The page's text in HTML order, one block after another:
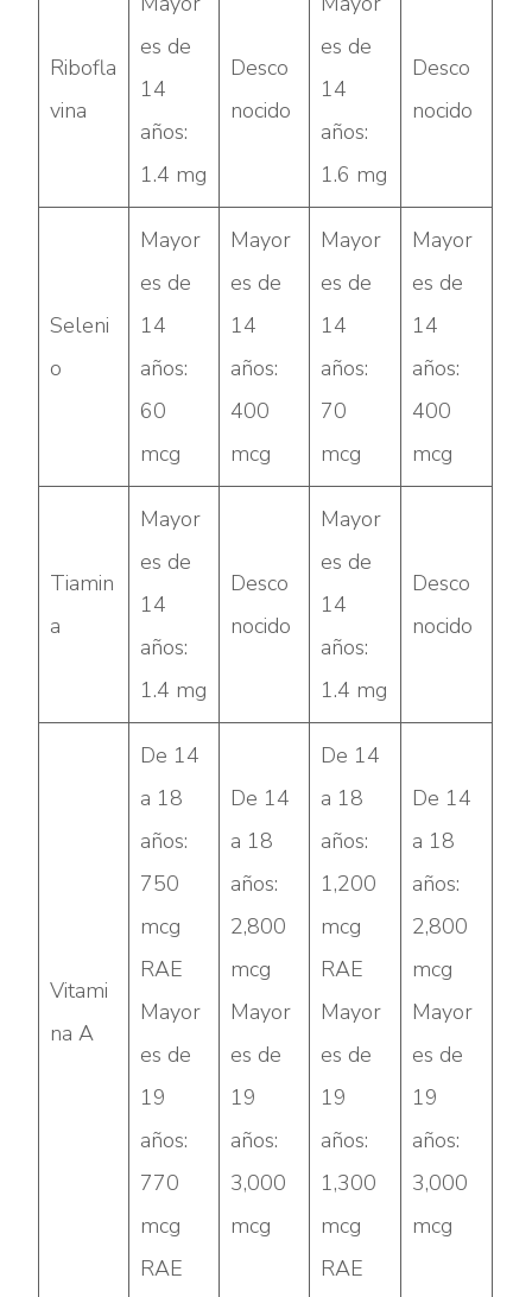
Ribofla
vina
es de
14
años:
1.4 mg
Desco
nocido
es de
14
años:
1.6 mg
Desco
nocido
Seleni
o
Mayor
es de
14
años:
60
mcg
Mayor
es de
14
años:
400
mcg
Mayor
es de
14
años:
70
mcg
Mayor
es de
14
años:
400
mcg
Tiamin
a
Mayor
es de
14
años:
1.4 mg
Desco
nocido
Mayor
es de
14
años:
1.4 mg
Desco
nocido
Vitami
na A
De 14
a 18
años:
750
mcg
RAE
Mayor
es de
19
años:
770
mcg
RAE
De 14
a 18
años:
2,800
mcg
Mayor
es de
19
años:
3,000
mcg
De 14
a 18
años:
1,200
mcg
RAE
Mayor
es de
19
años:
1,300
mcg
RAE
De 14
a 18
años:
2,800
mcg
Mayor
es de
19
años:
3,000
mcg